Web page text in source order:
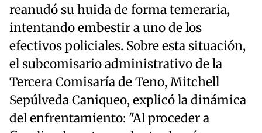
reanudó su huida de forma temeraria,
intentando embestir a uno de los
efectivos policiales. Sobre esta situación,
el subcomisario administrativo de la
Tercera Comisaría de Teno, Mitchell
Sepúlveda Caniqueo, explicó la dinámica
del enfrentamiento: "Al proceder a